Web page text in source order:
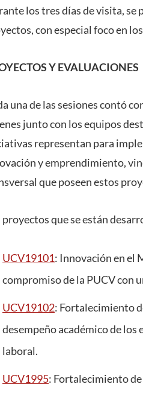
los tres días de visita,
con especial foco en
Y EVALUACIONES
una de las sesiones contó
junto con los equipos
representan para
y emprendimiento,
que poseen estos
proyectos que se están
UCV19101: Innovación en el
compromiso de la PUCV con
UCV19102: Fortalecimiento
desempeño académico de
laboral.
UCV1995: Fortalecimiento